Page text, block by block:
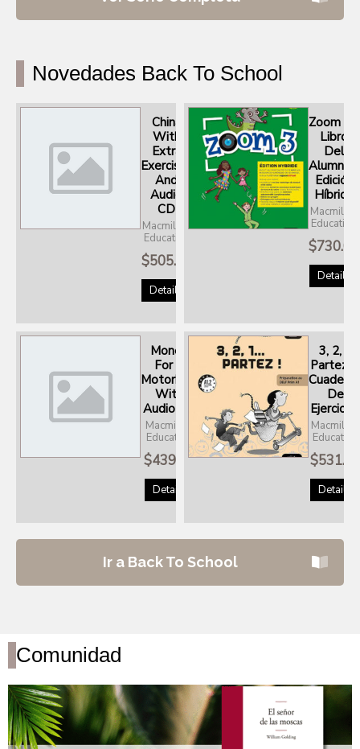
Novedades Back To School
China
With
Extra
Exercises
And
Audio
CD
Macmillan
Education
$505.00
Details
Zoom 3 -
Libro
Del
Alumno -
Edición
Híbrida
Macmillan
Education
$730.00
Details
Money
For A
Motorbike
With
Audio CD
Macmillan
Education
$439.00
Details
3, 2, 1
Partez! 2
De
Ejercicios
Macmillan
Education
$531.00
Details
Ir a Back To School
Comunidad